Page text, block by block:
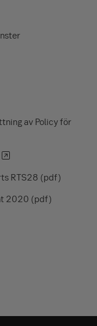
av Policy för
RTS28 (pdf)
2020 (pdf)